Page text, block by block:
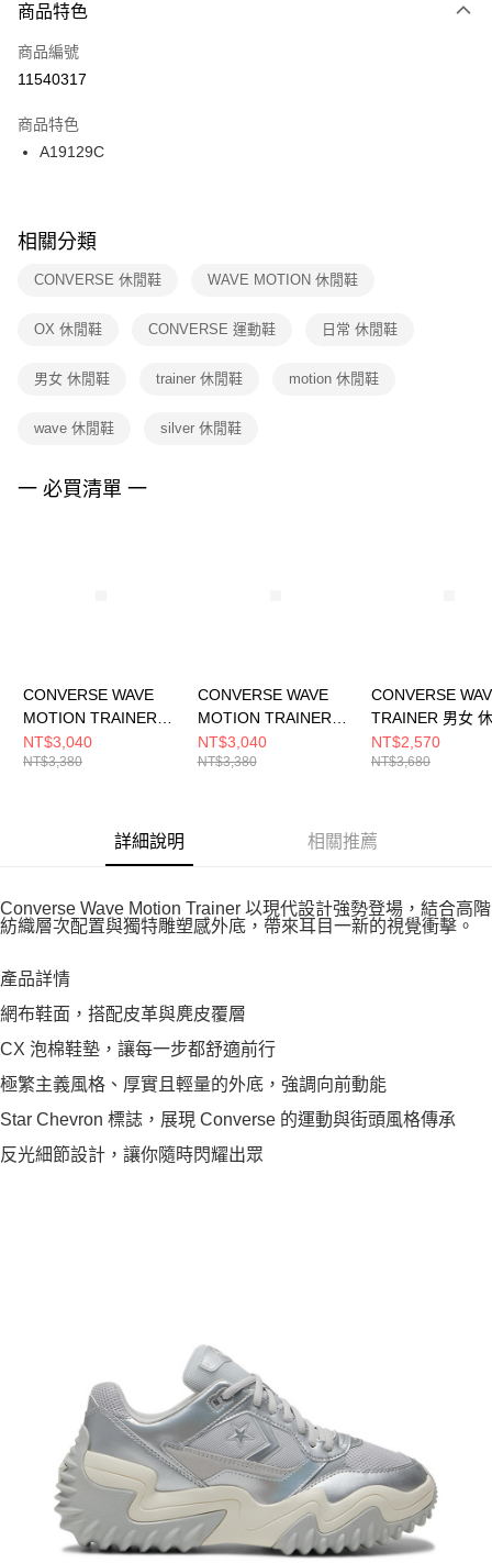
３．安心：先確認商品／服務後，再付款。
【「AFTEE先享後付」結帳流程】
１．於結帳方式選擇「AFTEE先享後付」後，將跳轉至「AFTEE先享後付」
２．訂單成立數日內，您將收到繳費通知簡訊。
３．收到繳費通知簡訊後14天內，點擊此簡訊中的連結，可透過四大超商／
ATM／網路銀行／等多元方式進行付款，方視為交易完成。
※ 交易是否成功請以「AFTEE先享後付 」之結帳頁面顯示為準，若有關於
是否繳費成功／繳費後需取消欲退款等相關疑問，請聯繫「AFTEE先享後付
客戶支援中心」 https://netprotections.freshdesk.com/support/home
１．透過由恩沛科技股份有限公司提供之「AFTEE先享後付」服務完成之交
權轉讓予恩沛科技股份有限公司。
３．未成年的使用者請事先徵得法定代理人或監護人之同意方可使用
４．使用「AFTEE先享後付」時，將依據個別帳號之用戶狀況，依本公司即
每筆NT$100，滿NT$1,500(含以上)免運費
宅配
每筆NT$100，滿NT$1,500(含以上)免運費
付款後門市自取
每筆NT$100，滿NT$1,500(含以上)免運費
商品特色
商品編號
11540317
商品特色
A19129C
相關分類
CONVERSE 休閒鞋 WAVE MOTION 休閒鞋
OX 休閒鞋 CONVERSE 運動鞋 日常 休閒鞋
男女 休閒鞋 trainer 休閒鞋 motion 休閒鞋
wave 休閒鞋 silver 休閒鞋
一 必買清單 一
CONVERSE WAVE
MOTION TRAINER
OX WHITE 男女 休閒
鞋 A19127C
NT$3,040
NT$3,380
CONVERSE WAVE
MOTION TRAINER
OX BLACK 男女 休閒
鞋 A19128C
NT$3,040
NT$3,380
CONVERSE
TRAINER 男女
A12836C
NT$2,570
NT$3,680
詳細說明 相關推薦
Converse Wave Motion Trainer 以現代設計強勢登場，結合高階
紡織層次配置與獨特雕塑感外底，帶來耳目一新的視覺衝擊。
產品詳情
網布鞋面，搭配皮革與麂皮覆層
CX 泡棉鞋墊，讓每一步都舒適前行
極繁主義風格、厚實且輕量的外底，強調向前動能
Star Chevron 標誌，展現 Converse 的運動與街頭風格傳承
反光細節設計，讓你隨時閃耀出眾